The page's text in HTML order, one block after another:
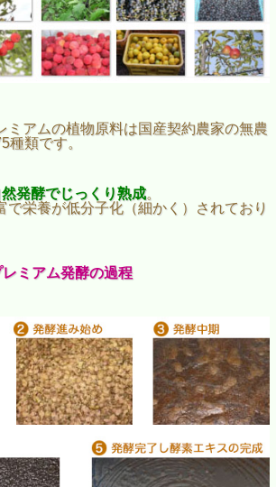
ミアムの植物原料は国産契約農家の無農
種類です。
然発酵でじっくり熟成。
で栄養が低分子化（細かく）されており
ミアム発酵の過程